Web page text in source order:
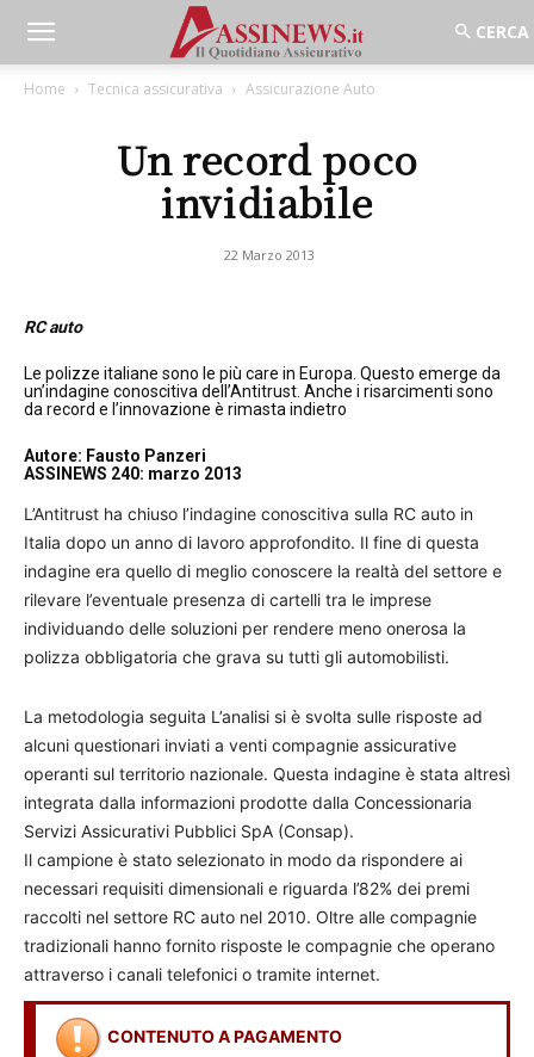
Home Tecnica assicurativa Assicurazione Auto
Un record poco
invidiabile
22 Marzo 2013
RC auto
Le polizze italiane sono le più care in Europa. Questo emerge da
un’indagine conoscitiva dell’Antitrust. Anche i risarcimenti sono
da record e l’innovazione è rimasta indietro
Autore: Fausto Panzeri
ASSINEWS 240: marzo 2013
L’Antitrust ha chiuso l’indagine conoscitiva sulla RC auto in
Italia dopo un anno di lavoro approfondito. Il fine di questa
indagine era quello di meglio conoscere la realtà del settore e
rilevare l’eventuale presenza di cartelli tra le imprese
individuando delle soluzioni per rendere meno onerosa la
polizza obbligatoria che grava su tutti gli automobilisti.
La metodologia seguita L’analisi si è svolta sulle risposte ad
alcuni questionari inviati a venti compagnie assicurative
operanti sul territorio nazionale. Questa indagine è stata altresì
integrata dalla informazioni prodotte dalla Concessionaria
Servizi Assicurativi Pubblici SpA (Consap).
Il campione è stato selezionato in modo da rispondere ai
necessari requisiti dimensionali e riguarda l’82% dei premi
raccolti nel settore RC auto nel 2010. Oltre alle compagnie
tradizionali hanno fornito risposte le compagnie che operano
attraverso i canali telefonici o tramite internet.
CONTENUTO A PAGAMENTO